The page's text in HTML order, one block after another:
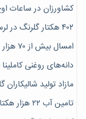
کشاورزان در ساعات
۴۰۲ هکتار گلرنگ در لرستان کشت شده است
امسال بیش از ۷۰ هزار تن پسته در رفسنجان برداشت می‌شود
دانه‌های روغنی
مازاد تولید
تامین آب ۲۲ هزار هکتار زمین کشاورزی از طریق سدهای خراسان شمالی